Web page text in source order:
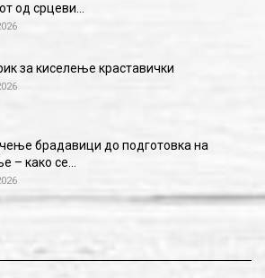
од срцеви…
за киселење краставички
брадавици до подготовка на
– како се…